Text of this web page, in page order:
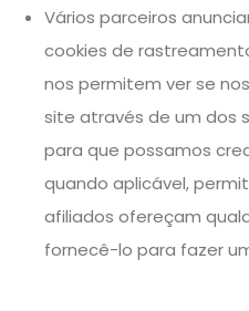
Vários parceiros
cookies de
nos permitem ver se
site através de um dos
para que possamos
quando aplicável,
afiliados ofereçam
fornecê-lo para fazer